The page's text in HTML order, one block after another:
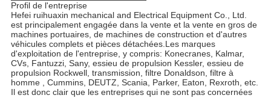
Profil de l'entreprise
Hefei ruihuaxin mechanical and Electrical Equipment Co., Ltd.
est principalement engagée dans la vente et la vente en gros de
machines portuaires, de machines de construction et d'autres
véhicules complets et pièces détachées.Les marques
d'exploitation de l'entreprise, y compris: Konecranes, Kalmar,
CVs, Fantuzzi, Sany, essieu de propulsion Kessler, essieu de
propulsion Rockwell, transmission, filtre Donaldson, filtre à
homme , Cummins, DEUTZ, Scania, Parker, Eaton, Rexroth, etc.
Il est donc clair que les entreprises qui ne sont pas concernées